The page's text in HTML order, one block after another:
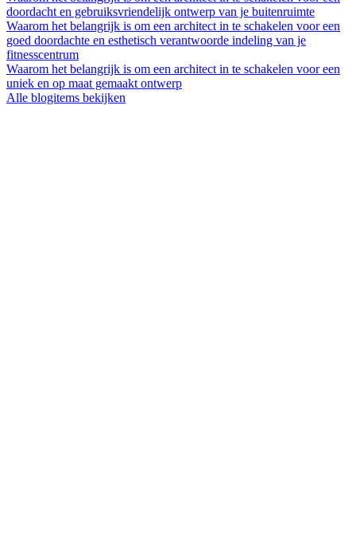
doordacht en gebruiksvriendelijk ontwerp van je buitenruimte
Waarom het belangrijk is om een architect in te schakelen voor een
goed doordachte en esthetisch verantwoorde indeling van je
fitnesscentrum
Waarom het belangrijk is om een architect in te schakelen voor een
uniek en op maat gemaakt ontwerp
Alle blogitems bekijken